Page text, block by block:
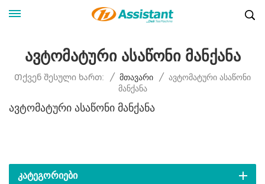
Ავტომატური Ასაწონი Მანქანა
Თქვენ Შესული Ხართ: / Მთავარი / Ავტომატური Ასაწონი
Მანქანა
Ავტომატური Ასაწონი Მანქანა
ᲙᲐᲢᲔᲒᲝᲠᲘᲔᲑᲘ